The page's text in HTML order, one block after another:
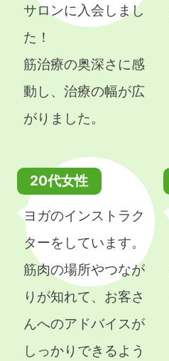
サロンに入会しまし
た！
筋治療の奥深さに感
動し、治療の幅が広
がりました。
20代女性
ヨガのインストラク
ターをしています。
筋肉の場所やつなが
りが知れて、お客さ
んへのアドバイスが
しっかりできるよう